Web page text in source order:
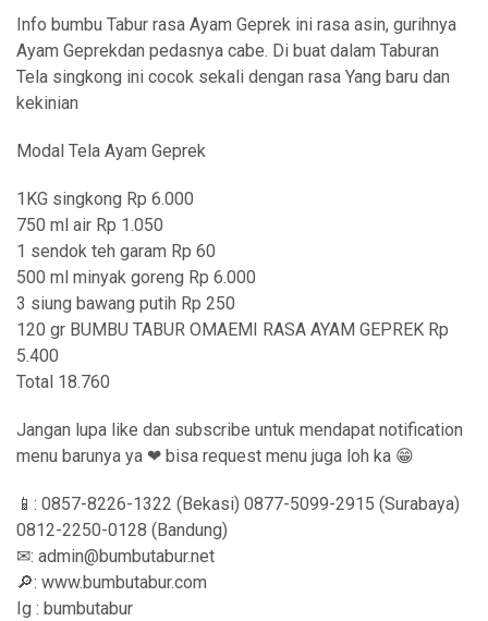
Info bumbu Tabur rasa Ayam Geprek ini rasa asin, gurihnya
Ayam Geprekdan pedasnya cabe. Di buat dalam Taburan
Tela singkong ini cocok sekali dengan rasa Yang baru dan
kekinian
Modal Tela Ayam Geprek
1KG singkong Rp 6.000
750 ml air Rp 1.050
1 sendok teh garam Rp 60
500 ml minyak goreng Rp 6.000
3 siung bawang putih Rp 250
120 gr BUMBU TABUR OMAEMI RASA AYAM GEPREK Rp
5.400
Total 18.760
Jangan lupa like dan subscribe untuk mendapat notification
menu barunya ya ❤ bisa request menu juga loh ka 😁
📱: 0857-8226-1322 (Bekasi) 0877-5099-2915 (Surabaya)
0812-2250-0128 (Bandung)
✉: admin@bumbutabur.net
🔎: www.bumbutabur.com
Ig : bumbutabur